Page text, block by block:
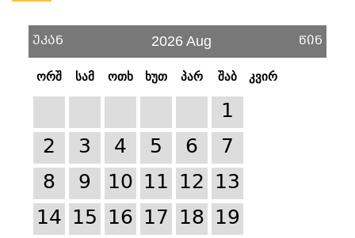
უკან 2026 Aug წინ
ორშ სამ ოთხ ხუთ პარ შაბ კვირ
1
2
3 4 5 6
7
8
9 10 11 12 13
14 15 16 17 18 19